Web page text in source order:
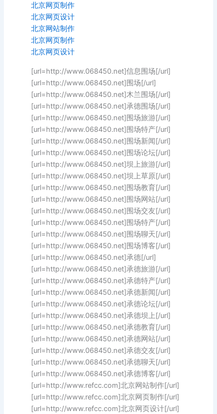
北京网页制作
北京网页设计
北京网站制作
北京网页制作
北京网页设计
[url=http://www.068450.net]信息围场[/url]
[url=http://www.068450.net]围场[/url]
[url=http://www.068450.net]木兰围场[/url]
[url=http://www.068450.net]承德围场[/url]
[url=http://www.068450.net]围场旅游[/url]
[url=http://www.068450.net]围场特产[/url]
[url=http://www.068450.net]围场新闻[/url]
[url=http://www.068450.net]围场论坛[/url]
[url=http://www.068450.net]坝上旅游[/url]
[url=http://www.068450.net]坝上草原[/url]
[url=http://www.068450.net]围场教育[/url]
[url=http://www.068450.net]围场网站[/url]
[url=http://www.068450.net]围场交友[/url]
[url=http://www.068450.net]围场特产[/url]
[url=http://www.068450.net]围场聊天[/url]
[url=http://www.068450.net]围场博客[/url]
[url=http://www.068450.net]承德[/url]
[url=http://www.068450.net]承德旅游[/url]
[url=http://www.068450.net]承德特产[/url]
[url=http://www.068450.net]承德新闻[/url]
[url=http://www.068450.net]承德论坛[/url]
[url=http://www.068450.net]承德坝上[/url]
[url=http://www.068450.net]承德教育[/url]
[url=http://www.068450.net]承德网站[/url]
[url=http://www.068450.net]承德交友[/url]
[url=http://www.068450.net]承德聊天[/url]
[url=http://www.068450.net]承德博客[/url]
[url=http://www.refcc.com]北京网站制作[/url]
[url=http://www.refcc.com]北京网页制作[/url]
[url=http://www.refcc.com]北京网页设计[/url]